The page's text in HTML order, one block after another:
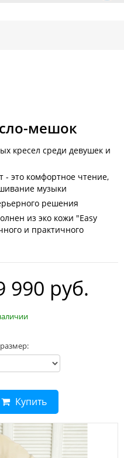
мешок
кресел среди девушек и
это комфортное чтение,
музыки
решения
из эко кожи "Easy
и практичного
990 руб.
Купить